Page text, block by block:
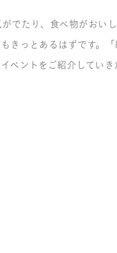
でたり、食べ物がおい
きっとあるはずです。
ベントをご紹介してい